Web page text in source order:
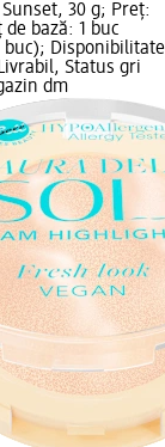
30 g; Preț:
bază: 1 buc
buc);
Status gri
dm